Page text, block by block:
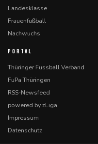
Landesklasse
Frauenfußball
Nachwuchs
PORTAL
Thüringer Fussball Verband
FuPa Thüringen
RSS-Newsfeed
powered by zLiga
Impressum
Datenschutz